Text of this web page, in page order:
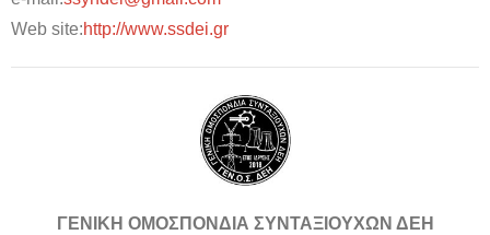
Web site:http://www.ssdei.gr
ΓΕΝΙΚΗ ΟΜΟΣΠΟΝΔΙΑ ΣΥΝΤΑΞΙΟΥΧΩΝ ΔΕΗ